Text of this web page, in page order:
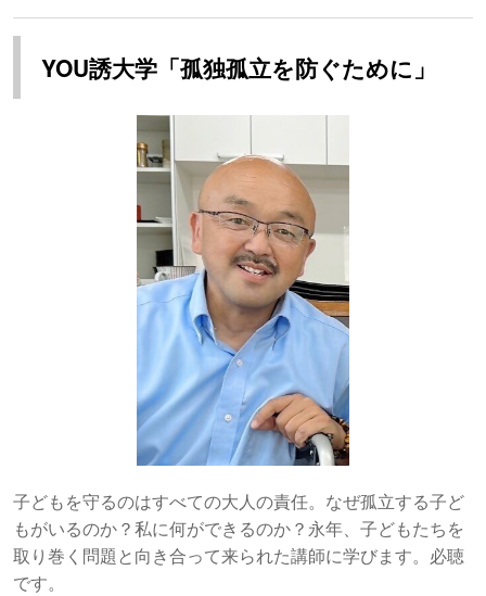
YOU誘大学「孤独孤立を防ぐために」
子どもを守るのはすべての大人の責任。なぜ孤立する子ど
もがいるのか？私に何ができるのか？永年、子どもたちを
取り巻く問題と向き合って来られた講師に学びます。必聴
です。